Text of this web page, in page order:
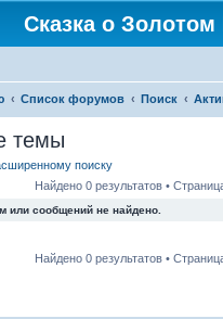
Сказка о Золотом
Список форумов Поиск
темы
поиску
Найдено 0 результатов •
или сообщений не найдено.
Найдено 0 результатов •